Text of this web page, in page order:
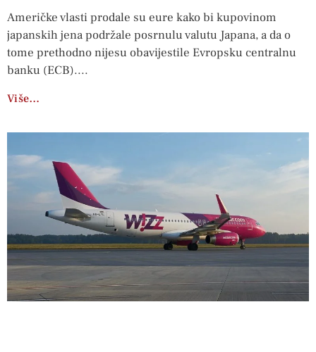
Američke vlasti prodale su eure kako bi kupovinom
japanskih jena podržale posrnulu valutu Japana, a da o
tome prethodno nijesu obavijestile Evropsku centralnu
banku (ECB).
Više…